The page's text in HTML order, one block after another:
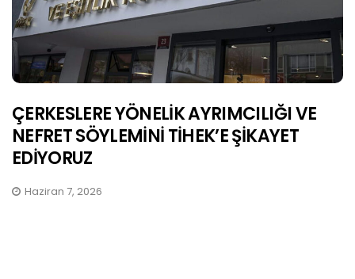
ÇERKESLERE YÖNELİK AYRIMCILIĞI VE
NEFRET SÖYLEMİNİ TİHEK’E ŞİKAYET
EDİYORUZ
Haziran 7, 2026